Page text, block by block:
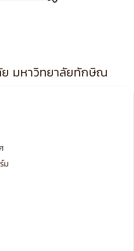
มหาวิทยาลัยทักษิณ
ม